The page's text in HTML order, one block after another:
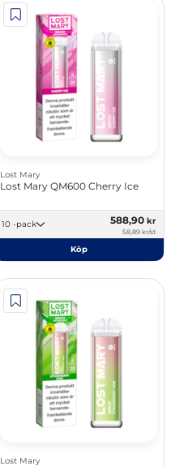
Lost Mary
Lost Mary QM600 Cherry Ice
10 -pack 588,90 kr
58,89 kr/st
Köp
Lost Mary